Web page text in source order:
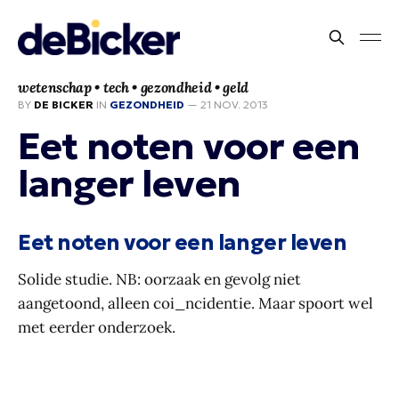
wetenschap • tech • gezondheid • geld
BY DE BICKER IN GEZONDHEID — 21 NOV. 2013
Eet noten voor een
langer leven
Eet noten voor een langer leven
Solide studie. NB: oorzaak en gevolg niet
aangetoond, alleen coi_ncidentie. Maar spoort wel
met eerder onderzoek.